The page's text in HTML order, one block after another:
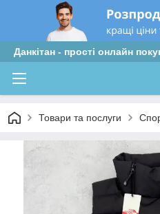
Данкітан - прості онлайн
Товари та послуги